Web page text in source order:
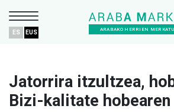
ARABAKO HERRIEN
ES EUS
Jatorrira itzultzea,
Bizi-kalitate